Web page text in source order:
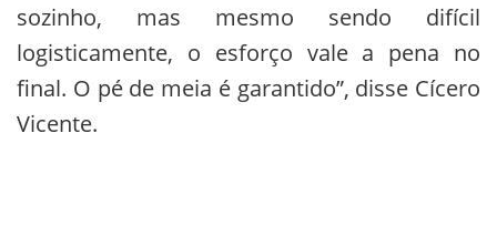
sozinho, mas mesmo sendo difícil
logisticamente, o esforço vale a pena no
final. O pé de meia é garantido”, disse Cícero
Vicente.